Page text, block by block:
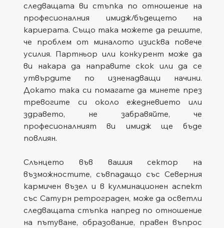
следващата ви стъпка по отношение на
професионалния имидж/бъдещето на
кариерата. Също така можете да решите,
че проблем от миналото изисква повече
усилия. Партньор или конкурент може да
ви накара да направите скок или да се
утвърдите по изненадващи начини.
Докато така си помагате да минете през
тревогите си около ежедневието или
здравето, не забравяйте, че
професионалният ви имидж ще бъде
повлиян.
Слънцето във вашия сектор на
възможностите, съвпадащо със Северния
кармичен възел и в кулминационен аспект
със Сатурн ретрограден, може да осветли
следващата стъпка напред по отношение
на пътуване, образование, правен въпрос